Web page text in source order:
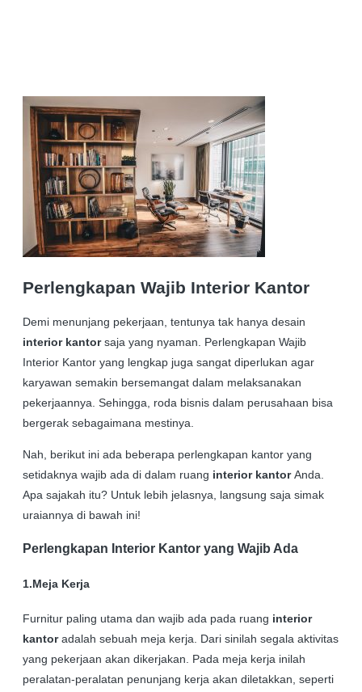
Perlengkapan Wajib Interior Kantor
Demi menunjang pekerjaan, tentunya tak hanya desain
interior kantorsaja yang nyaman. Perlengkapan Wajib
Interior Kantor yang lengkap juga sangat diperlukan agar
karyawan semakin bersemangat dalam melaksanakan
pekerjaannya. Sehingga, roda bisnis dalam perusahaan bisa
bergerak sebagaimana mestinya.
Nah, berikut ini ada beberapa perlengkapan kantor yang
setidaknya wajib ada di dalam ruang interior kantorAnda.
Apa sajakah itu? Untuk lebih jelasnya, langsung saja simak
uraiannya di bawah ini!
Perlengkapan Interior Kantor yang Wajib Ada
1.Meja Kerja
Furnitur paling utama dan wajib ada pada ruang interior
kantoradalah sebuah meja kerja. Dari sinilah segala aktivitas
yang pekerjaan akan dikerjakan. Pada meja kerja inilah
peralatan-peralatan penunjang kerja akan diletakkan, seperti